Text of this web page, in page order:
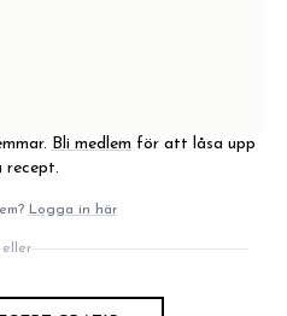
Bli medlem för att låsa upp
recept.
Logga in här
eller